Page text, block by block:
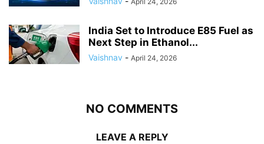
India Set to Introduce E85 Fuel as
Next Step in Ethanol...
Vaishnav - April 24, 2026
NO COMMENTS
LEAVE A REPLY